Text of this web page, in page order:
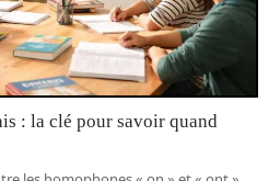
: la clé pour savoir quand